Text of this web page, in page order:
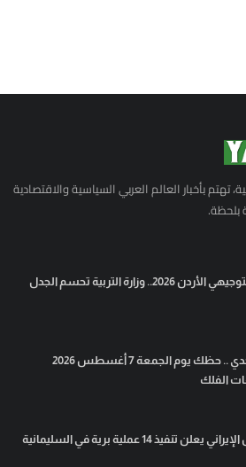
تهتم بأخبار العالم العربي السياسية والاقتصادية
بلحظة.
نتائج التوجيهي الأردن 2026.. وزارة التربية تحسم الجدل
برج الجدي .. حظك يوم الجمعة 7 أغسطس 2026
الفلك
الجيش الإيراني يعلن تنفيذ 14 عملية برية في السليمانية